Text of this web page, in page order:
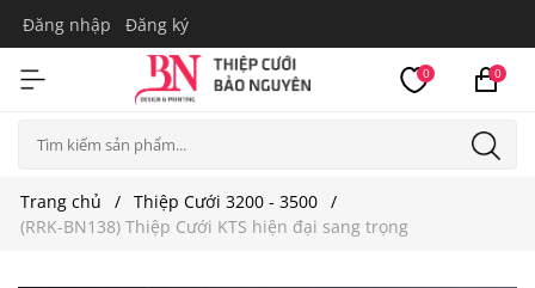
Đăng nhập Đăng ký
0 0
Trang chủ
Thiệp Cưới 3200 - 3500
(RRK-BN138) Thiệp Cưới KTS hiện đại sang trọng